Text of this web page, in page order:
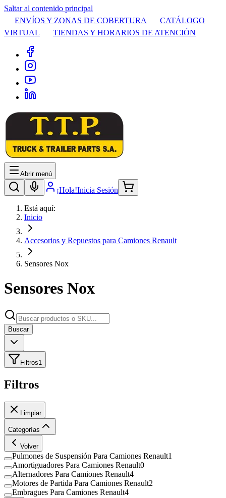
Saltar al contenido principal
ENVÍOS Y ZONAS DE COBERTURA
CATÁLOGO
VIRTUAL
TIENDAS Y HORARIOS DE ATENCIÓN
Abrir menú
¡Hola!Inicia Sesión
Está aquí:
Inicio
Accesorios y Repuestos para Camiones Renault
Sensores Nox
Sensores Nox
Buscar
Filtros1
Filtros
Limpiar
Categorías
Volver
Pulmones de Suspensión Para Camiones Renault1
Amortiguadores Para Camiones Renault0
Alternadores Para Camiones Renault4
Motores de Partida Para Camiones Renault2
Embragues Para Camiones Renault4